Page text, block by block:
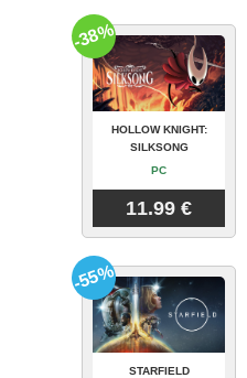
HOLLOW KNIGHT:
SILKSONG
PC
11.99 €
-38%
STARFIELD
-55%